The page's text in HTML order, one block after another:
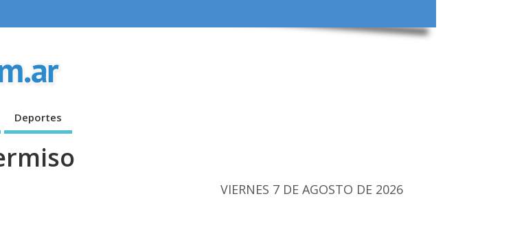
Deportes
VIERNES 7 DE AGOSTO DE 2026